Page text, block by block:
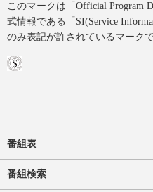
このマークは「Official Program
式情報である「SI(Service
のみ表記が許されているマークで
番組表
番組検索